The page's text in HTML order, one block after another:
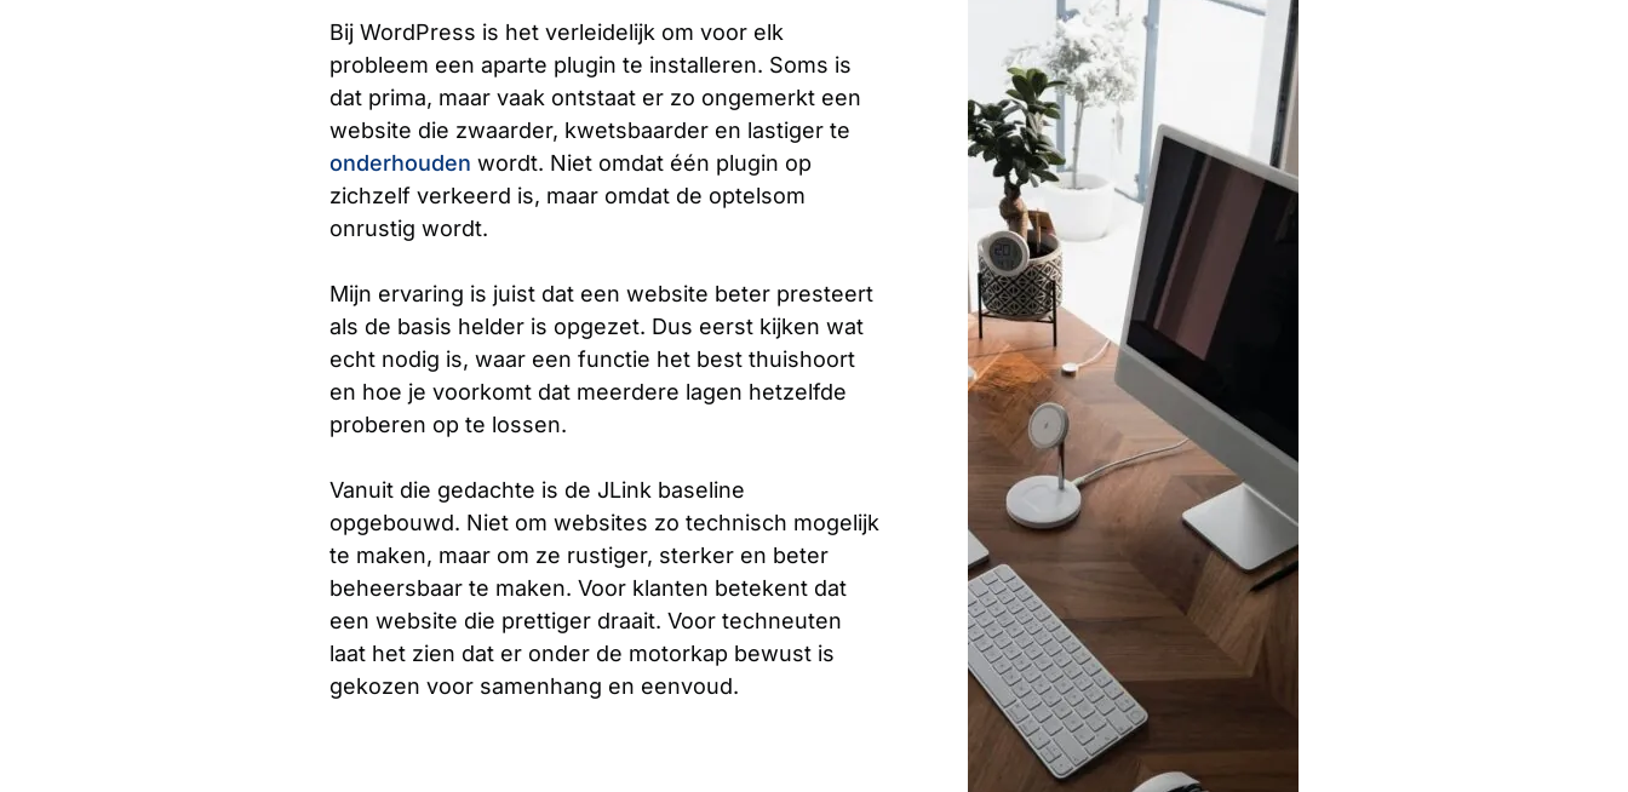
Bij WordPress is het verleidelijk om voor elk
probleem een aparte plugin te installeren. Soms is
dat prima, maar vaak ontstaat er zo ongemerkt een
website die zwaarder, kwetsbaarder en lastiger te
onderhouden wordt. Niet omdat één plugin op
zichzelf verkeerd is, maar omdat de optelsom
onrustig wordt.
Mijn ervaring is juist dat een website beter presteert
als de basis helder is opgezet. Dus eerst kijken wat
echt nodig is, waar een functie het best thuishoort
en hoe je voorkomt dat meerdere lagen hetzelfde
proberen op te lossen.
Vanuit die gedachte is de JLink baseline
opgebouwd. Niet om websites zo technisch mogelijk
te maken, maar om ze rustiger, sterker en beter
beheersbaar te maken. Voor klanten betekent dat
een website die prettiger draait. Voor techneuten
laat het zien dat er onder de motorkap bewust is
gekozen voor samenhang en eenvoud.